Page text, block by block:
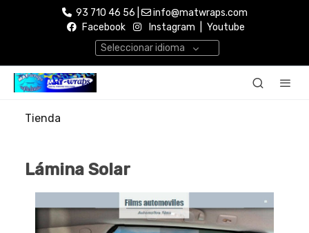
93 710 46 56 |
info@matwraps.com
Facebook
Instagram
Youtube
Seleccionar idioma
Tienda
Lámina Solar